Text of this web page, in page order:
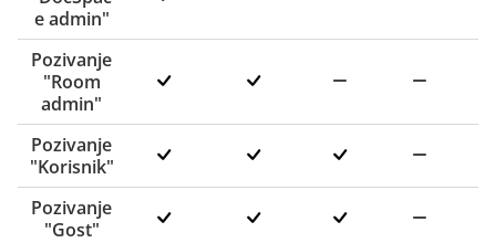
e admin"
Pozivanje
"Room
admin"
Pozivanje
"Korisnik"
Pozivanje
"Gost"